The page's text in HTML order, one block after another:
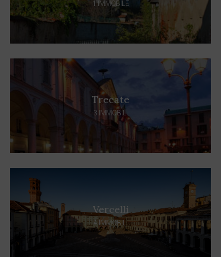
1 IMMOBILE
Trecate
3 IMMOBILI
Vercelli
4 IMMOBILI